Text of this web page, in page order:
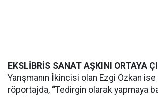
EKSLİBRİS SANAT AŞKINI ORTAYA
Yarışmanın İkincisi olan Ezgi Özkan
röportajda, “Tedirgin olarak yapmaya